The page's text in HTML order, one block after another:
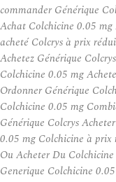
commander Générique
Achat Colchicine 0.05
acheté Colcrys à prix
Achetez Générique
Colchicine 0.05 mg
Ordonner Générique
Colchicine 0.05 mg
Générique Colcrys
0.05 mg Colchicine à
Ou Acheter Du Colchicine
Generique Colchicine